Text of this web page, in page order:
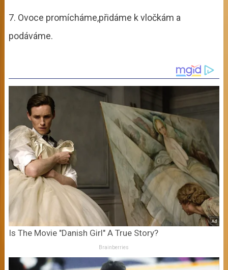
7. Ovoce promícháme,přidáme k vločkám a
podáváme.
Is The Movie "Danish Girl" A True Story?
Brainberries